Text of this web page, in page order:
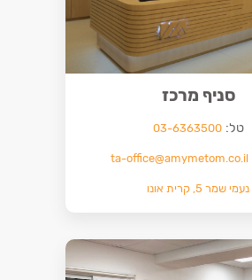
סניף מרכז
טל:03-6363500
ta-office@amymetom.co.il
נעמי שמר 5, קרית אונו